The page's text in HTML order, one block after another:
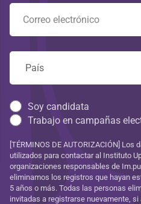
Soy candidata
Trabajo en campañas
[TÉRMINOS DE AUTORIZACIÓN]
utilizados para contactar al Instituto
organizaciones responsables de
eliminamos los registros que hayan
5 años o más. Todas las personas
invitadas a registrarse nuevamente,